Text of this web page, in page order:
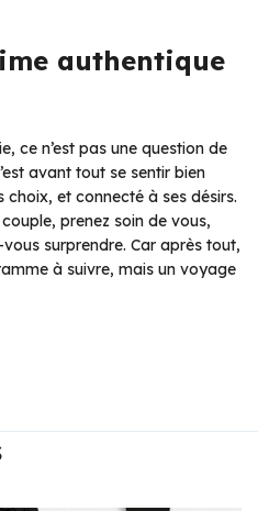
authentique
ce n’est pas une question de
avant tout se sentir bien
et connecté à ses désirs.
prenez soin de vous,
surprendre. Car après tout,
à suivre, mais un voyage